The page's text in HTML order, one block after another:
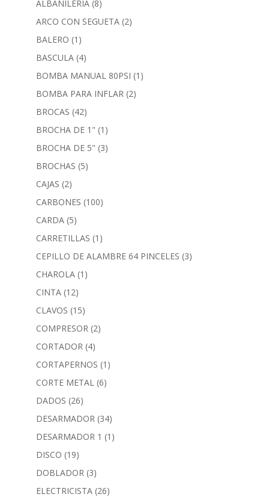
ALBAÑILERIA (8)
ARCO CON SEGUETA (2)
BALERO (1)
BASCULA (4)
BOMBA MANUAL 80PSI (1)
BOMBA PARA INFLAR (2)
BROCAS (42)
BROCHA DE 1" (1)
BROCHA DE 5" (3)
BROCHAS (5)
CAJAS (2)
CARBONES (100)
CARDA (5)
CARRETILLAS (1)
CEPILLO DE ALAMBRE 64 PINCELES (3)
CHAROLA (1)
CINTA (12)
CLAVOS (15)
COMPRESOR (2)
CORTADOR (4)
CORTAPERNOS (1)
CORTE METAL (6)
DADOS (26)
DESARMADOR (34)
DESARMADOR 1 (1)
DISCO (19)
DOBLADOR (3)
ELECTRICISTA (26)